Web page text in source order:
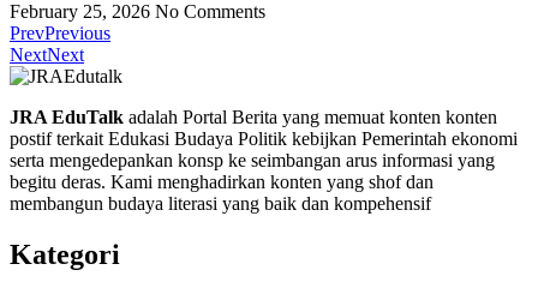
February 25, 2026 No Comments
PrevPrevious
NextNext
JRA EduTalk adalah Portal Berita yang memuat konten konten
postif terkait Edukasi Budaya Politik kebijkan Pemerintah ekonomi
serta mengedepankan konsp ke seimbangan arus informasi yang
begitu deras. Kami menghadirkan konten yang shof dan
membangun budaya literasi yang baik dan kompehensif
Kategori